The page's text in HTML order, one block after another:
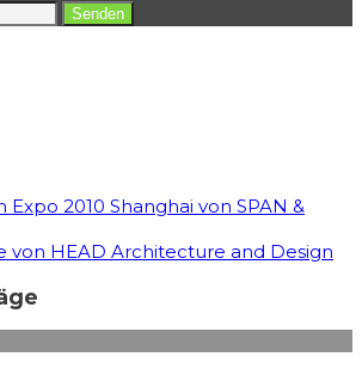
2010 Shanghai von SPAN &
von HEAD Architecture and Design